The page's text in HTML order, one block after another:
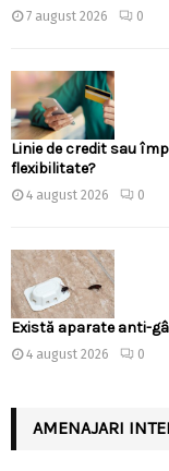
7 august 2026 0
Linie de credit sau
flexibilitate?
4 august 2026 0
Există aparate anti-
4 august 2026 0
AMENAJARI